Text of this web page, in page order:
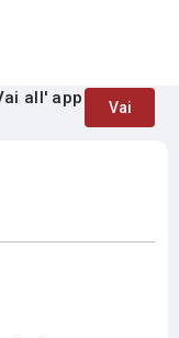
all' app
Vai